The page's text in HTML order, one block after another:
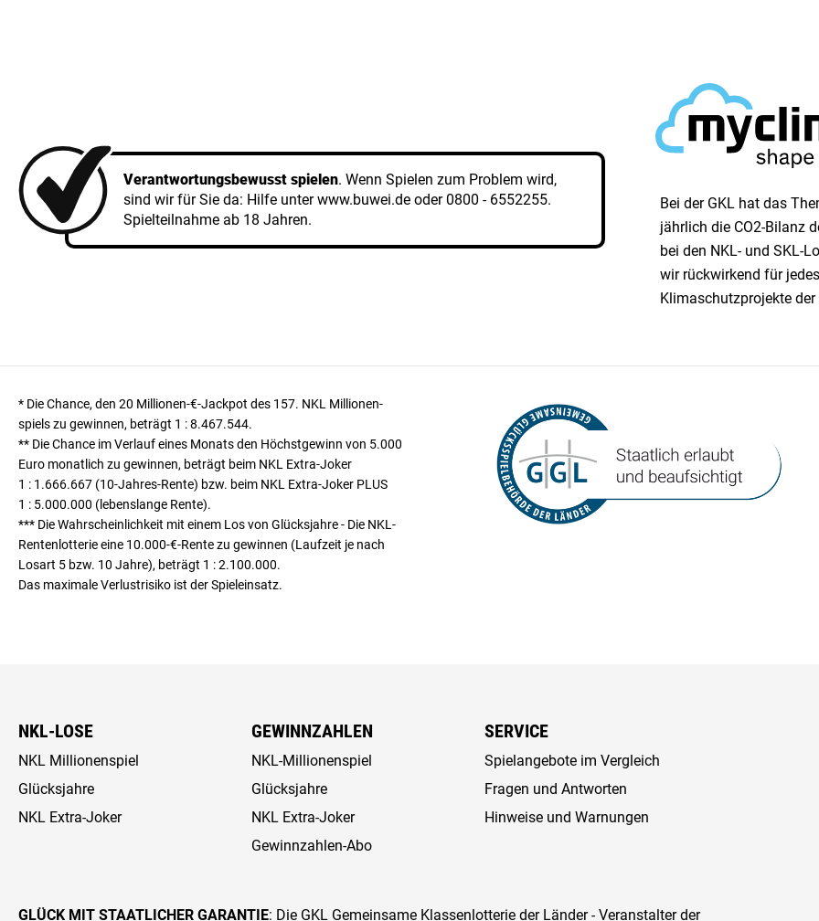
Verantwortungsbewusst spielen. Wenn Spielen zum Problem wird,
sind wir für Sie da: Hilfe unterwww.buwei.de oder0800 - 6552255.
Spielteilnahme ab 18 Jahren.
Bei der GKL hat das
jährlich die CO2-Bilanz
bei den NKL- und SKL-
wir rück­wirkend für
Klimaschutzprojekte
* Die Chance, den 20 Millionen-€-Jackpot des 157. NKL Millionen­
spiels zu gewinnen, beträgt 1 : 8.467.544.
** Die Chance im Verlauf eines Monats den Höchst­gewinn von 5.000
Euro monatlich zu gewinnen, beträgt beim NKL Extra-Joker
1 : 1.666.667 (10-Jahres-Rente) bzw. beim NKL Extra-Joker PLUS
1 : 5.000.000 (lebenslange Rente).
*** Die Wahrscheinlichkeit mit einem Los von Glücksjahre - Die NKL-
Rentenlotterie eine 10.000-€-Rente zu gewinnen (Laufzeit je nach
Losart 5 bzw. 10 Jahre), beträgt 1 : 2.100.000.
Das maximale Verlustrisiko ist der Spieleinsatz.
NKL-LOSE
NKL Millionenspiel
Glücksjahre
NKL Extra-Joker
GEWINNZAHLEN
NKL-Millionenspiel
Glücksjahre
NKL Extra-Joker
Gewinnzahlen-Abo
SERVICE
Spielangebote im Vergleich
Fragen und Antworten
Hinweise und Warnungen
GLÜCK MIT STAATLICHER GARANTIE: Die GKL Gemeinsame Klassenlotterie der Länder - Veranstalter der